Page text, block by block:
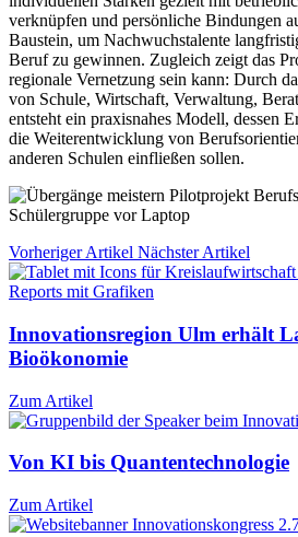
verknüpfen und persönliche Bindungen
Baustein, um Nachwuchstalente
Beruf zu gewinnen. Zugleich zeigt das
regionale Vernetzung sein kann: Durch
von Schule, Wirtschaft, Verwaltung,
entsteht ein praxisnahes Modell, dessen
die Weiterentwicklung von
anderen Schulen einfließen sollen.
Vorheriger Artikel Nächster Artikel
Innovationsregion Ulm erhält
Bioökonomie
Zum Artikel
Von KI bis Quantentechnologie
Zum Artikel